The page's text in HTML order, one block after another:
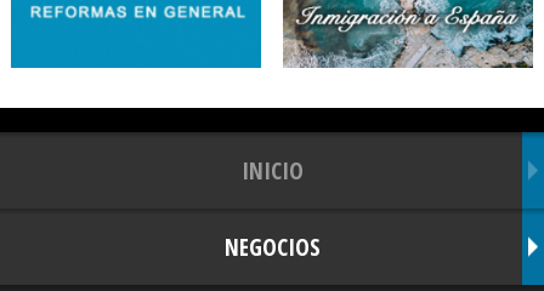
INICIO
NEGOCIOS